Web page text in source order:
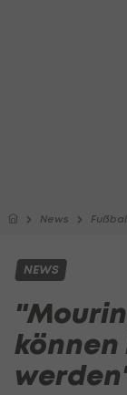
News
NEWS
können